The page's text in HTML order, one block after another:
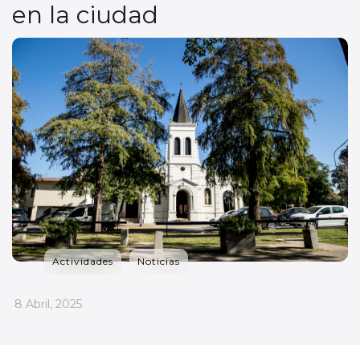
en la ciudad
Actividades Noticias
_
8 Abril, 2025